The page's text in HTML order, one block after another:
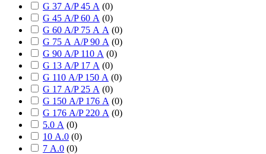
G 37 А/P 45 А (0)
G 45 А/P 60 А (0)
G 60 А/P 75 А А (0)
G 75 А А/P 90 А (0)
G 90 А/P 110 А (0)
G 13 А/P 17 А (0)
G 110 А/P 150 А (0)
G 17 А/P 25 А (0)
G 150 А/P 176 А (0)
G 176 А/P 220 А (0)
5.0 А (0)
10 А.0 (0)
7 А.0 (0)